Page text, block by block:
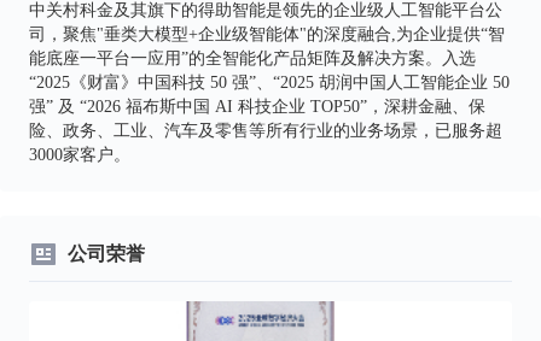
中关村科金及其旗下的得助智能是领先的企业级人工智能平台公
司，聚焦"垂类大模型+企业级智能体"的深度融合,为企业提供“智
能底座一平台一应用”的全智能化产品矩阵及解决方案。入选
“2025《财富》中国科技 50 强”、“2025 胡润中国人工智能企业 50
强” 及 “2026 福布斯中国 AI 科技企业 TOP50”，深耕金融、保
险、政务、工业、汽车及零售等所有行业的业务场景，已服务超
3000家客户。
公司荣誉